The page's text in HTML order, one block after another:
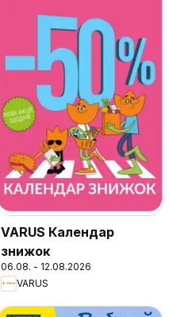
VARUS Календар
знижок
06.08. - 12.08.2026
VARUS